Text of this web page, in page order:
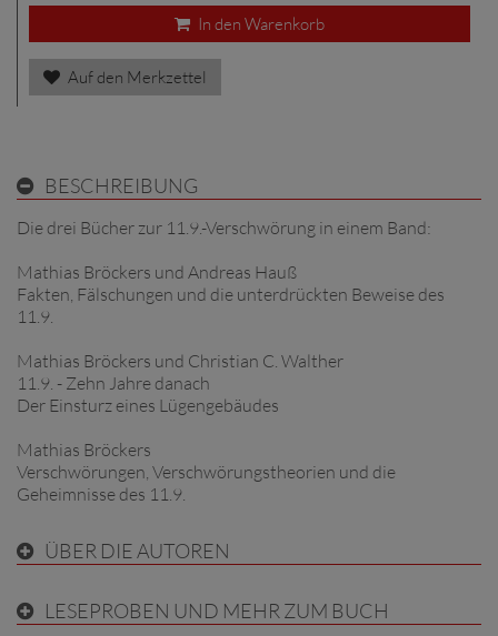
In den Warenkorb
Auf den Merkzettel
BESCHREIBUNG
Die drei Bücher zur 11.9.-Verschwörung in einem Band:
Mathias Bröckers und Andreas Hauß
Fakten, Fälschungen und die unterdrückten Beweise des
11.9.
Mathias Bröckers und Christian C. Walther
11.9. - Zehn Jahre danach
Der Einsturz eines Lügengebäudes
Mathias Bröckers
Verschwörungen, Verschwörungstheorien und die
Geheimnisse des 11.9.
ÜBER DIE AUTOREN
LESEPROBEN UND MEHR ZUM BUCH